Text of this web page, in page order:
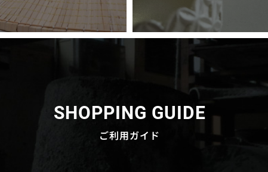
SHOPPING GUIDE
ご利用ガイド